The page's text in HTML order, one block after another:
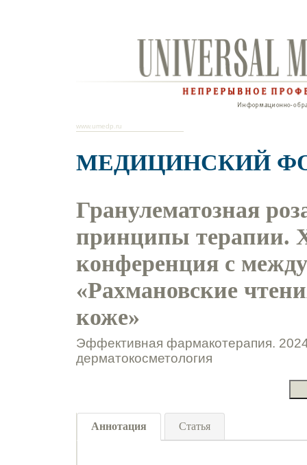
www.umedp.ru
МЕДИЦИНСКИЙ
Гранулематозная
принципы терапии.
конференция с
«Рахмановские
коже»
Эффективная фармакотерапия.
дерматокосметология
Аннотация Статья